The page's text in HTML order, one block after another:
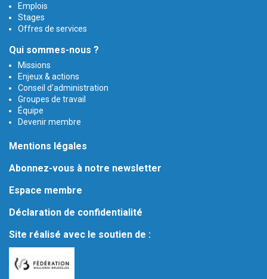
Emplois
Stages
Offres de services
Qui sommes-nous ?
Missions
Enjeux & actions
Conseil d'administration
Groupes de travail
Équipe
Devenir membre
Mentions légales
Abonnez-vous à notre newsletter
Espace membre
Déclaration de confidentialité
Site réalisé avec le soutien de :